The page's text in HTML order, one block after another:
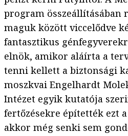
program összeállításában
maguk között viccelődve
fantasztikus
elnök, amikor aláírta a
tenni kellett a biztonsági
moszkvai Engelhardt
Intézet egyik kutatója
fertőzésekre építették ezt a
akkor még senki sem